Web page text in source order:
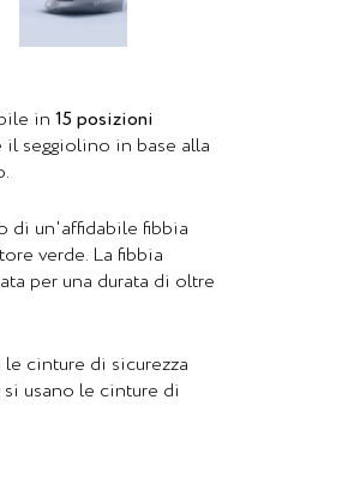
in 15 posizioni
il seggiolino in base alla
di un'affidabile fibbia
verde. La fibbia
per una durata di oltre
le cinture di sicurezza
si usano le cinture di